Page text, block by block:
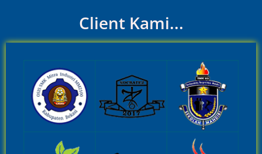
Client Kami...